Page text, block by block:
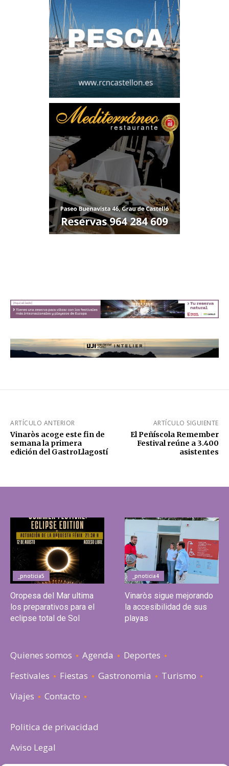
ARTÍCULO ANTERIOR
Vinaròs acoge este fin de
semana la primera
edición del GastroLlagostí
ARTÍCULO SIGUIENTE
El Peñíscola Remember
Festival reúne a 3.400
asistentes
_pnoticia5
Oropesa del Mar ultima
los preparativos para el
eclipse total de Sol
_pnoticia4
Vinaròs sigue mejorando
la accesibilidad de sus
playas
Quienes somos Agenda
Deportes
Festivales
Fiestas Gastronomia
Turismo
Viajes
Contacto
Politica de privacidad
Aviso Legal